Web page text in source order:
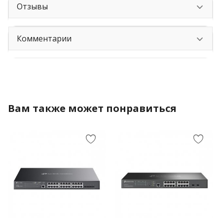
Отзывы
Комментарии
Вам также может понравиться